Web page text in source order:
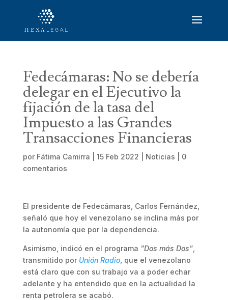
Fedecámaras: No se debería
delegar en el Ejecutivo la
fijación de la tasa del
Impuesto a las Grandes
Transacciones Financieras
por Fátima Camirra 15 Feb 2022 Noticias
0
comentarios
El presidente de Fedecámaras, Carlos Fernández,
señaló que hoy el venezolano se inclina más por
la autonomía que por la dependencia.
Asimismo, indicó en el programa "Dos más Dos",
transmitido por Unión Radio, que el venezolano
está claro que con su trabajo va a poder echar
adelante y ha entendido que en la actualidad la
renta petrolera se acabó.